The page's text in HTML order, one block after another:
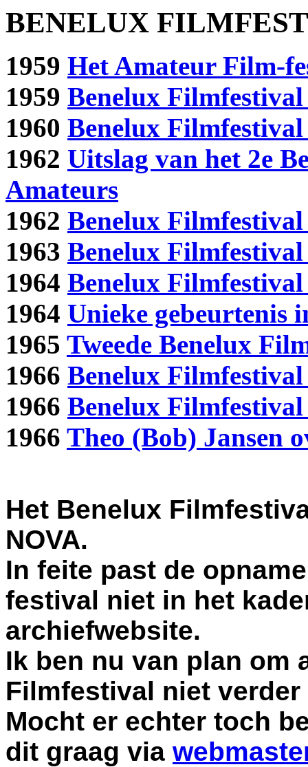
BENELUX
1959 Het Amateur Film-
1959 Benelux
1960 Benelux
1962 Uitslag van het 2e
Amateurs
1962 Benelux Filmfestival
1963 Benelux
1964 Benelux Filmfestival
1964 Unieke gebeurtenis
1965 Tweede Benelux
1966 Benelux
1966 Benelux Filmfestival
1966 Theo (Bob) Jansen
Het Benelux
NOVA.
In feite past de
festival niet in het
archiefwebsite.
Ik ben nu van plan om
Filmfestival niet verder
Mocht er echter toch
dit graag via